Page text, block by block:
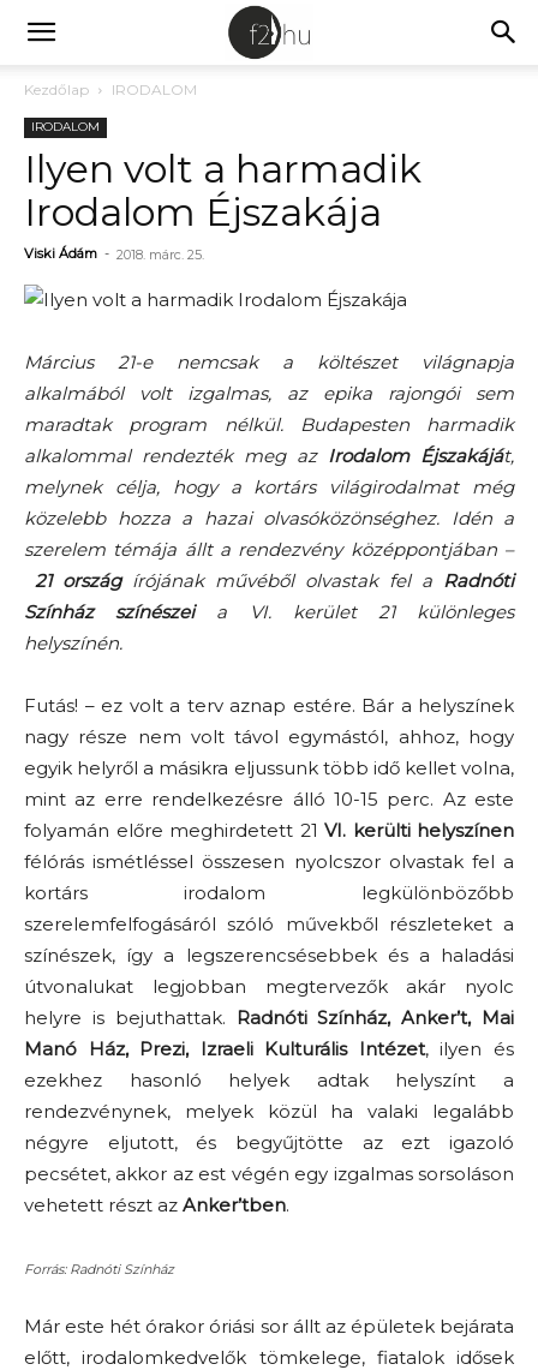
Kezdőlap IRODALOM
IRODALOM
Ilyen volt a harmadik
Irodalom Éjszakája
Viski Ádám - 2018. márc. 25.
Március 21-e nemcsak a költészet világnapja
alkalmából volt izgalmas, az epika rajongói sem
maradtak program nélkül. Budapesten harmadik
alkalommal rendezték meg az Irodalom Éjszakáját,
melynek célja, hogy a kortárs világirodalmat még
közelebb hozza a hazai olvasóközönséghez. Idén a
szerelem témája állt a rendezvény középpontjában –
21 országírójának művéből olvastak fel a Radnóti
Színház színészeia VI. kerület 21 különleges
helyszínén.
Futás! – ez volt a terv aznap estére. Bár a helyszínek
nagy része nem volt távol egymástól, ahhoz, hogy
egyik helyről a másikra eljussunk több idő kellet volna,
mint az erre rendelkezésre álló 10-15 perc. Az este
folyamán előre meghirdetett 21 VI. kerülti helyszínen
félórás ismétléssel összesen nyolcszor olvastak fel a
kortárs irodalom legkülönbözőbb
szerelemfelfogásáról szóló művekből részleteket a
színészek, így a legszerencsésebbek és a haladási
útvonalukat legjobban megtervezők akár nyolc
helyre is bejuthattak. Radnóti Színház, Anker’t, Mai
Manó Ház, Prezi, Izraeli Kulturális Intézet, ilyen és
ezekhez hasonló helyek adtak helyszínt a
rendezvénynek, melyek közül ha valaki legalább
négyre eljutott, és begyűjtötte az ezt igazoló
pecsétet, akkor az est végén egy izgalmas sorsoláson
vehetett részt az Anker’tben.
Forrás: Radnóti Színház
Már este hét órakor óriási sor állt az épületek bejárata
előtt, irodalomkedvelők tömkelege, fiatalok idősek